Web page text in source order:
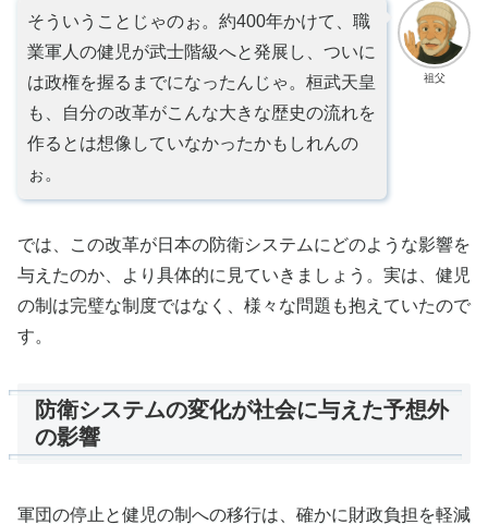
祖父
そういうことじゃのぉ。約400年かけて、職
業軍人の健児が武士階級へと発展し、ついに
は政権を握るまでになったんじゃ。桓武天皇
も、自分の改革がこんな大きな歴史の流れを
作るとは想像していなかったかもしれんの
ぉ。
では、この改革が日本の防衛システムにどのような影響を
与えたのか、より具体的に見ていきましょう。実は、健児
の制は完璧な制度ではなく、様々な問題も抱えていたので
す。
防衛システムの変化が社会に与えた予想外
の影響
軍団の停止と健児の制への移行は、確かに財政負担を軽減